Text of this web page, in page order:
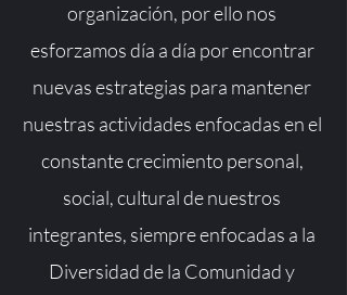
organización, por ello nos
esforzamos día a día por encontrar
nuevas estrategias para mantener
nuestras actividades enfocadas en el
constante crecimiento personal,
social, cultural de nuestros
integrantes, siempre enfocadas a la
Diversidad de la Comunidad y